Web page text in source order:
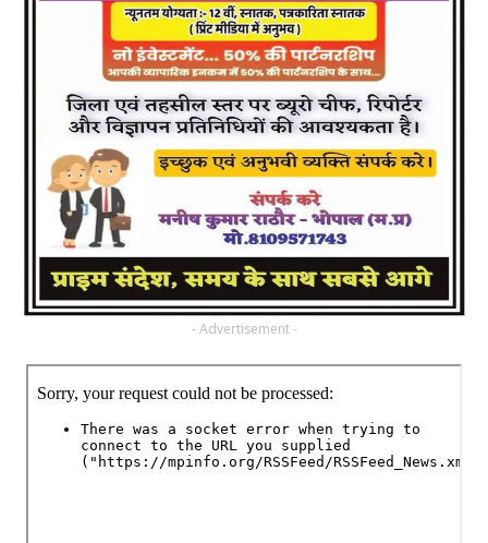
- Advertisement -